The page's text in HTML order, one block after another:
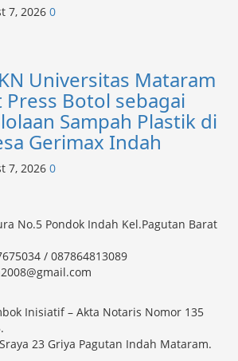
7, 2026 0
Universitas Mataram
Press Botol sebagai
Sampah Plastik di
Gerimax Indah
7, 2026 0
No.5 Pondok Indah Kel.Pagutan Barat
/ 087864813089
Inisiatif – Akta Notaris Nomor 135
23 Griya Pagutan Indah Mataram.